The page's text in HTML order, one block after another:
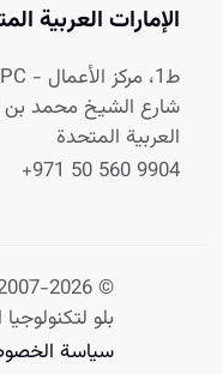
الإمارات العربية
ط1، مركز الأعمال - SPC
شارع الشيخ محمد بن
العربية المتحدة
+971 50 560 9904
© 2007-2026
بلو
سياسة